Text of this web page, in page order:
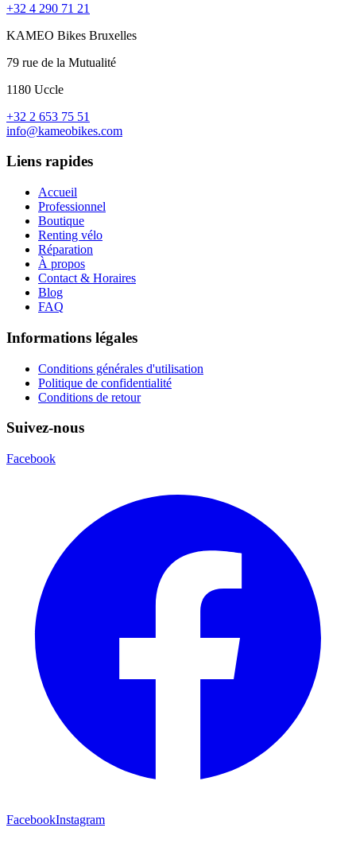
+32 4 290 71 21
KAMEO Bikes Bruxelles
79 rue de la Mutualité
1180 Uccle
+32 2 653 75 51
info@kameobikes.com
Liens rapides
Accueil
Professionnel
Boutique
Renting vélo
Réparation
À propos
Contact & Horaires
Blog
FAQ
Informations légales
Conditions générales d'utilisation
Politique de confidentialité
Conditions de retour
Suivez-nous
Facebook
FacebookInstagram